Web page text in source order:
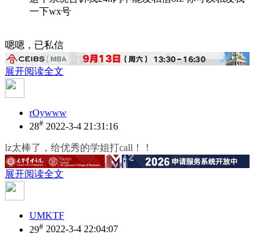
一下wx号
嗯嗯，已私信
展开阅读全文
rOywww
28# 2022-3-4 21:31:16
lz太棒了，给优秀的学姐打call！！
展开阅读全文
UMKTF
29# 2022-3-4 22:04:07